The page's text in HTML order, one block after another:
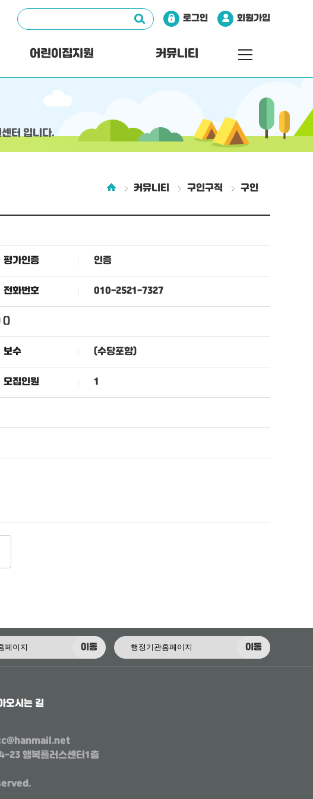
로그인 회원가입
어린이집지원 커뮤니티
터 입니다.
커뮤니티 구인구직 구인
평가인증 인증
전화번호 010-2521-7327
()
보수 (수당포함)
모집인원 1
이동 이동
오시는 길
23 행복플러스센터1층